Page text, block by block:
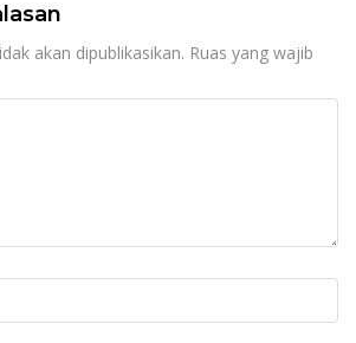
akan dipublikasikan. Ruas yang wajib